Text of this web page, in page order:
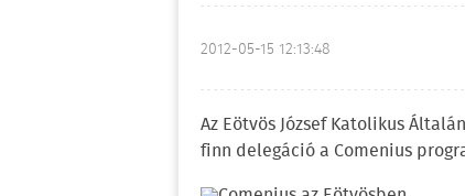
2012-05-15 12:13:48
Az Eötvös József Katolikus
finn delegáció a Comenius